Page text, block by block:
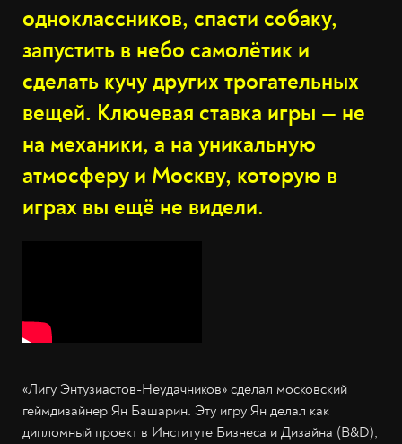
одноклассников, спасти собаку,
запустить в небо самолётик и
сделать кучу других трогательных
вещей. Ключевая ставка игры — не
на механики, а на уникальную
атмосферу и Москву, которую в
играх вы ещё не видели.
«Лигу Энтузиастов-Неудачников» сделал московский
геймдизайнер Ян Башарин. Эту игру Ян делал как
дипломный проект в Институте Бизнеса и Дизайна (B&D),